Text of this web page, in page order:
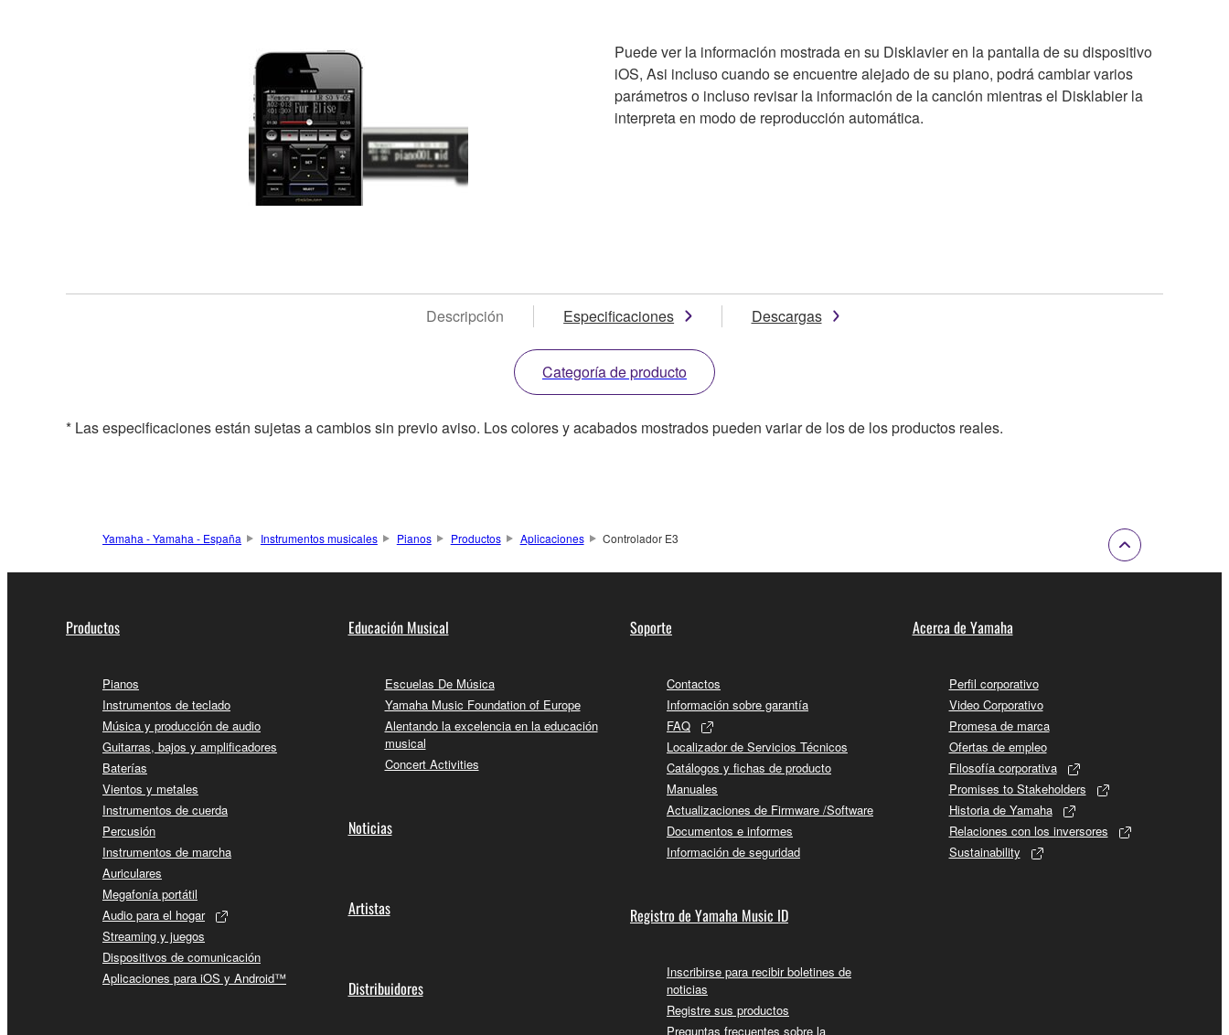
Puede ver la información mostrada en su Disklavier en la pantalla de su dispositivo
iOS, Asi incluso cuando se encuentre alejado de su piano, podrá cambiar varios
parámetros o incluso revisar la información de la canción mientras el Disklabier la
interpreta en modo de reproducción automática.
Descripción Especificaciones Descargas
Categoría de producto
* Las especificaciones están sujetas a cambios sin previo aviso. Los colores y acabados mostrados pueden variar de los de los productos reales.
Yamaha - Yamaha - España Instrumentos musicales Pianos Productos Aplicaciones Controlador E3
Productos
Pianos
Instrumentos de teclado
Música y producción de audio
Guitarras, bajos y amplificadores
Baterías
Vientos y metales
Instrumentos de cuerda
Percusión
Instrumentos de marcha
Auriculares
Megafonía portátil
Audio para el hogar
Streaming y juegos
Dispositivos de comunicación
Aplicaciones para iOS y Android™
Educación Musical
Escuelas De Música
Yamaha Music Foundation of Europe
Alentando la excelencia en la educación
musical
Concert Activities
Noticias
Artistas
Distribuidores
Soporte
Contactos
Información sobre garantía
FAQ
Localizador de Servicios Técnicos
Catálogos y fichas de producto
Manuales
Actualizaciones de Firmware /Software
Documentos e informes
Información de seguridad
Registro de Yamaha Music ID
Inscribirse para recibir boletines de
noticias
Registre sus productos
Preguntas frecuentes sobre la
Acerca de Yamaha
Perfil corporativo
Video Corporativo
Promesa de marca
Ofertas de empleo
Filosofía corporativa
Promises to Stakeholders
Historia de Yamaha
Relaciones con los inversores
Sustainability